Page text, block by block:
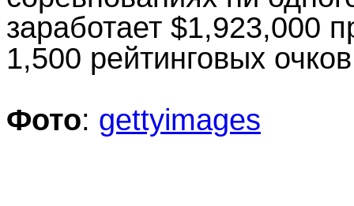
заработает $1,923,000
1,500 рейтинговых
Фото: gettyimages